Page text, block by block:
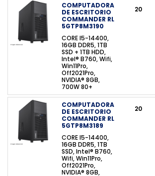
COMPUTADORA
DE ESCRITORIO
COMMANDER RL
5GTP8M3190
CORE I5-14400,
16GB DDR5, 1TB
SSD + 1TB HDD,
Intel® B760, Wifi,
Win11Pro,
Off2021Pro,
NVIDIA® 8GB,
700W 80+
20
COMPUTADORA
DE ESCRITORIO
COMMANDER RL
5GTP8M3189
CORE I5-14400,
16GB DDR5, 1TB
SSD, Intel® B760,
Wifi, Win11Pro,
Off2021Pro,
NVIDIA® 8GB,
20